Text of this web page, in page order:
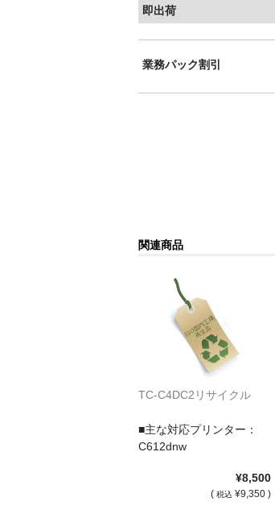
即出荷
業務パック割引
関連商品
TC-C4DC2リサイクル
■主な対応プリンター：
C612dnw
¥8,500
( 税込 ¥9,350 )